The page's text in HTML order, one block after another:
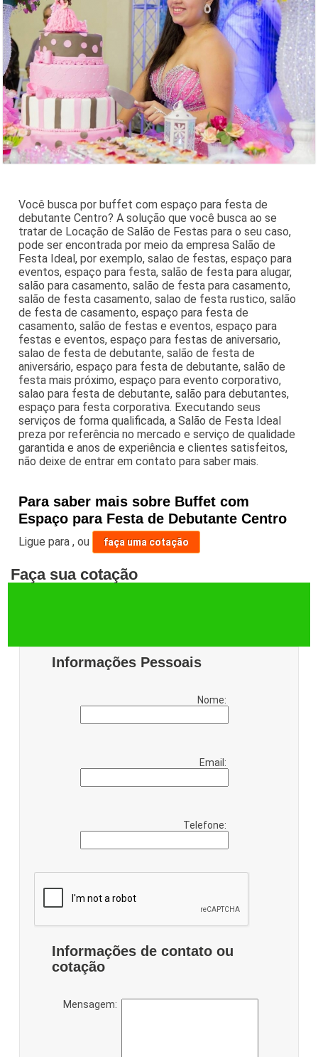
Você busca por buffet com espaço para festa de
debutante Centro? A solução que você busca ao se
tratar de Locação de Salão de Festas para o seu caso,
pode ser encontrada por meio da empresa Salão de
Festa Ideal, por exemplo, salao de festas, espaço para
eventos, espaço para festa, salão de festa para alugar,
salão para casamento, salão de festa para casamento,
salão de festa casamento, salao de festa rustico, salão
de festa de casamento, espaço para festa de
casamento, salão de festas e eventos, espaço para
festas e eventos, espaço para festas de aniversario,
salao de festa de debutante, salão de festa de
aniversário, espaço para festa de debutante, salão de
festa mais próximo, espaço para evento corporativo,
salao para festa de debutante, salão para debutantes,
espaço para festa corporativa. Executando seus
serviços de forma qualificada, a Salão de Festa Ideal
preza por referência no mercado e serviço de qualidade
garantida e anos de experiência e clientes satisfeitos,
não deixe de entrar em contato para saber mais.
Para saber mais sobre Buffet com
Espaço para Festa de Debutante Centro
Ligue para,ou faça uma cotação
Faça sua cotação
Informações Pessoais
Nome:
Email:
Telefone:
Informações de contato ou
cotação
Mensagem: